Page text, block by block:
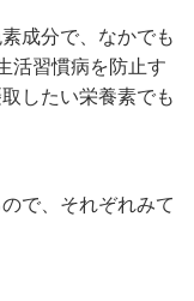
成分で、なかでも
活習慣病を防止す
したい栄養素でも
で、それぞれみて